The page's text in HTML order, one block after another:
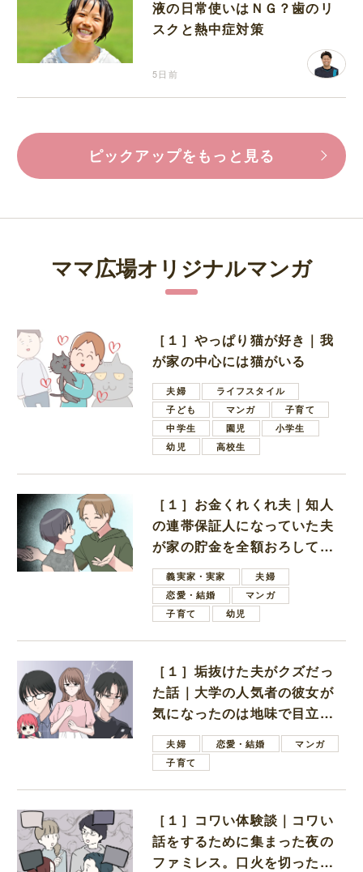
液の日常使いはＮＧ？歯のリ
スクと熱中症対策
5日前
ピックアップをもっと見る
ママ広場オリジナルマンガ
［１］やっぱり猫が好き｜我
が家の中心には猫がいる
夫婦
ライフスタイル
子ども
マンガ
子育て
中学生
園児
小学生
幼児
高校生
［１］お金くれくれ夫｜知人
の連帯保証人になっていた夫
が家の貯金を全額おろしてほ
しいと言ってきた
義実家・実家
夫婦
恋愛・結婚
マンガ
子育て
幼児
［１］垢抜けた夫がクズだっ
た話｜大学の人気者の彼女が
気になったのは地味で目立た
ない男子学生
夫婦 恋愛・結婚
マンガ
子育て
［１］コワい体験談｜コワい
話をするために集まった夜の
ファミレス。口火を切ったの